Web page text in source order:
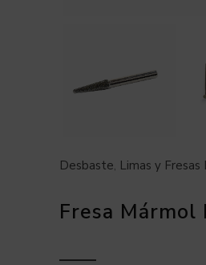
Desbaste, Limas y
Fresa Mármol